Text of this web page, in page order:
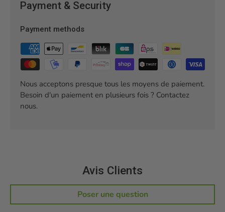
Payment & Security
Payment methods
Nous acceptons presque tous les moyens de paiement.
Besoin d'un paiement en plusieurs fois ? Contactez
nous.
Avis Clients
Poser une question